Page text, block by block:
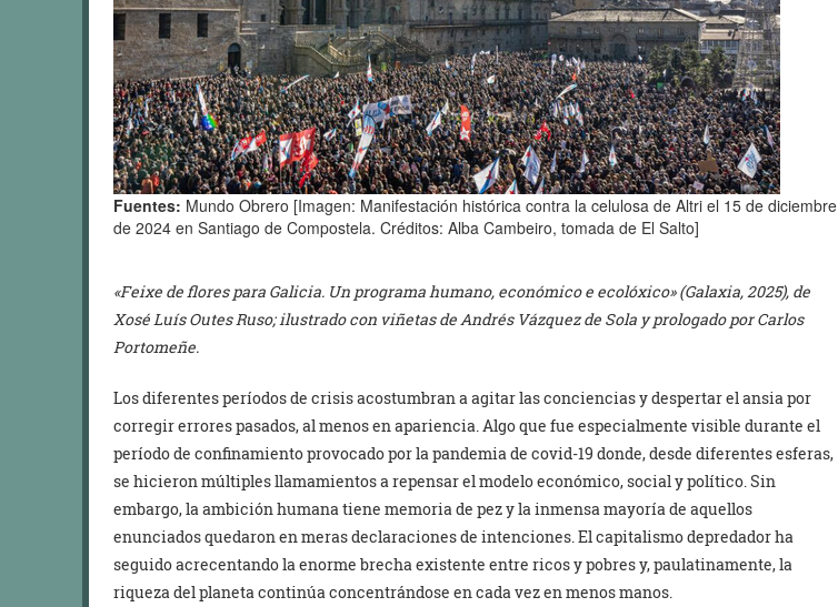
Fuentes: Mundo Obrero [Imagen: Manifestación histórica contra la celulosa de Altri el 15 de diciembre
de 2024 en Santiago de Compostela. Créditos: Alba Cambeiro, tomada de El Salto]
«Feixe de flores para Galicia. Un programa humano, económico e ecolóxico» (Galaxia, 2025), de
Xosé Luís Outes Ruso; ilustrado con viñetas de Andrés Vázquez de Sola y prologado por Carlos
Portomeñe.
Los diferentes períodos de crisis acostumbran a agitar las conciencias y despertar el ansia por
corregir errores pasados, al menos en apariencia. Algo que fue especialmente visible durante el
período de confinamiento provocado por la pandemia de covid-19 donde, desde diferentes esferas,
se hicieron múltiples llamamientos a repensar el modelo económico, social y político. Sin
embargo, la ambición humana tiene memoria de pez y la inmensa mayoría de aquellos
enunciados quedaron en meras declaraciones de intenciones. El capitalismo depredador ha
seguido acrecentando la enorme brecha existente entre ricos y pobres y, paulatinamente, la
riqueza del planeta continúa concentrándose en cada vez en menos manos.